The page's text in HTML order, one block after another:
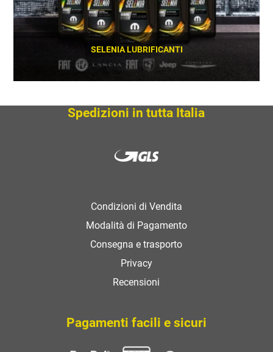
SELENIA LUBRIFICANTI
Spedizioni in tutta Italia
Condizioni di Vendita
Modalità di Pagamento
Consegna e trasporto
Privacy
Recensioni
Pagamenti facili e sicuri